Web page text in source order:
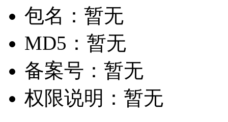
包名： 暂无
MD5： 暂无
备案号： 暂无
权限说明： 暂无